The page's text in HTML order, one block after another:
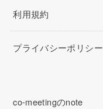
利用規約
プライバシーポリシー
co-meetingのnote